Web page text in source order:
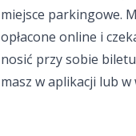
miejsce parkingowe.
opłacone online i
nosić przy sobie
masz w aplikacji lub w